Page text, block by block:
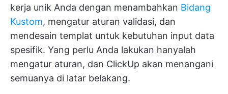
kerja unik Anda dengan menambahkan Bidang
Kustom, mengatur aturan validasi, dan
mendesain templat untuk kebutuhan input data
spesifik. Yang perlu Anda lakukan hanyalah
mengatur aturan, dan ClickUp akan menangani
semuanya di latar belakang.